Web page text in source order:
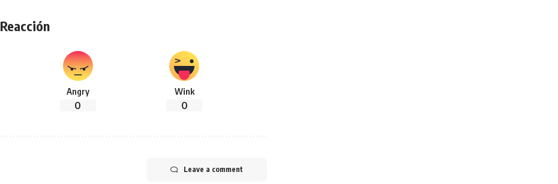
Reacción
Angry
0
Wink
0
Leave a comment